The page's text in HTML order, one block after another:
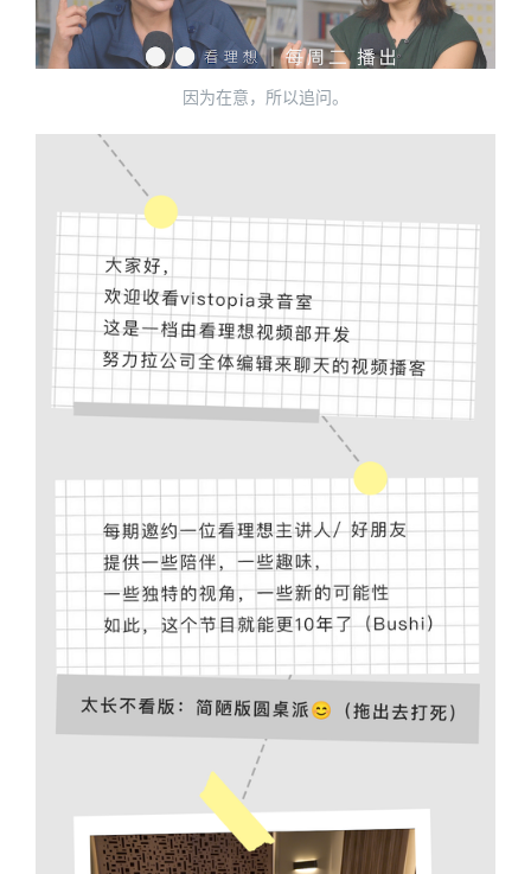
因为在意，所以追问。